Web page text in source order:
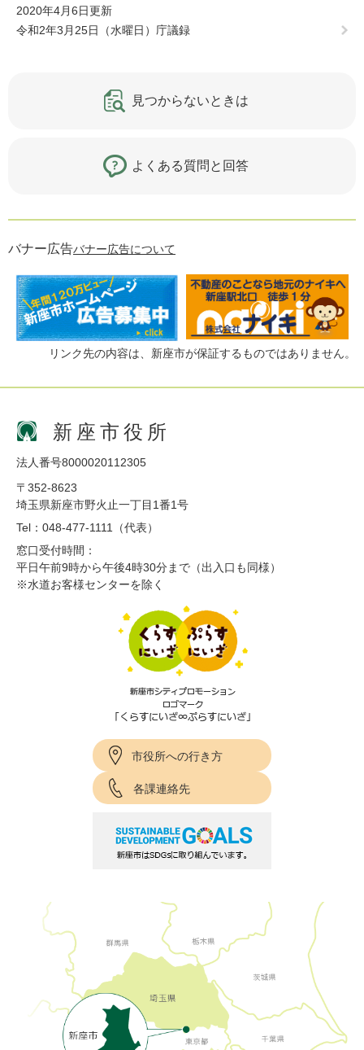
2020年4月6日更新
令和2年3月25日（水曜日）庁議録
見つからないときは
よくある質問と回答
バナー広告バナー広告について
リンク先の内容は、新座市が保証するものではありません。
新座市役所
法人番号8000020112305
〒352-8623
埼玉県新座市野火止一丁目1番1号
Tel：048-477-1111（代表）
窓口受付時間：
平日午前9時から午後4時30分まで（出入口も同様）
※水道お客様センターを除く
市役所への行き方
各課連絡先